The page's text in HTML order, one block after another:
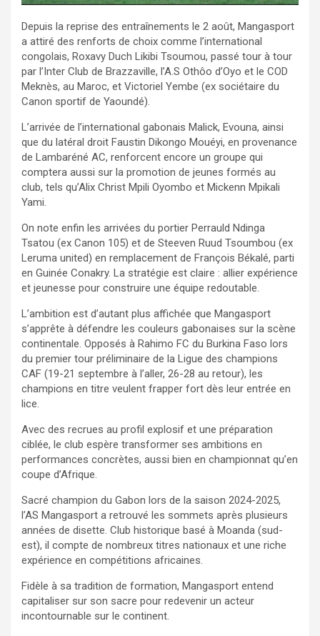
Depuis la reprise des entraînements le 2 août, Mangasport
a attiré des renforts de choix comme l’international
congolais, Roxavy Duch Likibi Tsoumou, passé tour à tour
par l’Inter Club de Brazzaville, l’A.S Othôo d’Oyo et le COD
Meknès, au Maroc, et Victoriel Yembe (ex sociétaire du
Canon sportif de Yaoundé).
L’arrivée de l’international gabonais Malick, Evouna, ainsi
que du latéral droit Faustin Dikongo Mouéyi, en provenance
de Lambaréné AC, renforcent encore un groupe qui
comptera aussi sur la promotion de jeunes formés au
club, tels qu’Alix Christ Mpili Oyombo et Mickenn Mpikali
Yami.
On note enfin les arrivées du portier Perrauld Ndinga
Tsatou (ex Canon 105) et de Steeven Ruud Tsoumbou (ex
Leruma united) en remplacement de François Békalé, parti
en Guinée Conakry. La stratégie est claire : allier expérience
et jeunesse pour construire une équipe redoutable.
L’ambition est d’autant plus affichée que Mangasport
s’apprête à défendre les couleurs gabonaises sur la scène
continentale. Opposés à Rahimo FC du Burkina Faso lors
du premier tour préliminaire de la Ligue des champions
CAF (19-21 septembre à l’aller, 26-28 au retour), les
champions en titre veulent frapper fort dès leur entrée en
lice.
Avec des recrues au profil explosif et une préparation
ciblée, le club espère transformer ses ambitions en
performances concrètes, aussi bien en championnat qu’en
coupe d’Afrique.
Sacré champion du Gabon lors de la saison 2024-2025,
l’AS Mangasport a retrouvé les sommets après plusieurs
années de disette. Club historique basé à Moanda (sud-
est), il compte de nombreux titres nationaux et une riche
expérience en compétitions africaines.
Fidèle à sa tradition de formation, Mangasport entend
capitaliser sur son sacre pour redevenir un acteur
incontournable sur le continent.